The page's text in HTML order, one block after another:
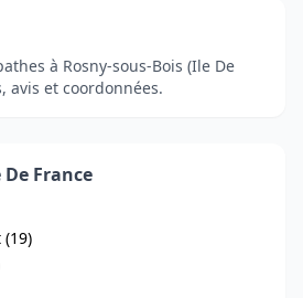
à Rosny-sous-Bois (Ile De
avis et coordonnées.
France